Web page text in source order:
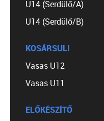
U14 (Serdülő/A)
U14 (Serdülő/B)
KOSÁRSULI
Vasas U12
Vasas U11
ELŐKÉSZÍTŐ